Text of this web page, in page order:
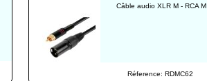
Câble audio XLR M - RCA M
Réference: RDMC62